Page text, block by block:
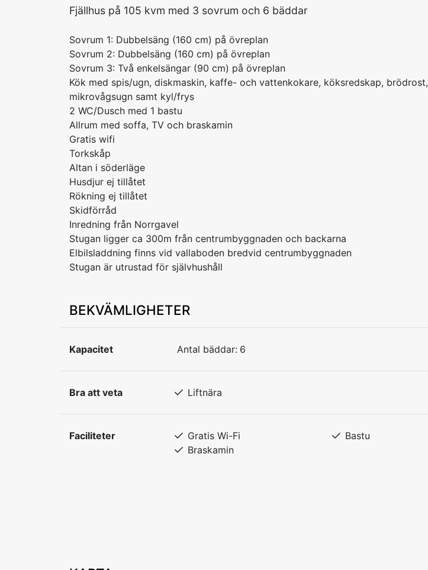
Fjällhus på 105 kvm med 3 sovrum och 6 bäddar
Sovrum 1: Dubbelsäng (160 cm) på övreplan
Sovrum 2: Dubbelsäng (160 cm) på övreplan
Sovrum 3: Två enkelsängar (90 cm) på övreplan
Kök med spis/ugn, diskmaskin, kaffe- och vattenkokare, köksredskap, brödrost,
mikrovågsugn samt kyl/frys
2 WC/Dusch med 1 bastu
Allrum med soffa, TV och braskamin
Gratis wifi
Torkskåp
Altan i söderläge
Husdjur ej tillåtet
Rökning ej tillåtet
Skidförråd
Inredning från Norrgavel
Stugan ligger ca 300m från centrumbyggnaden och backarna
Elbilsladdning finns vid vallaboden bredvid centrumbyggnaden
Stugan är utrustad för självhushåll
BEKVÄMLIGHETER
Kapacitet Antal bäddar: 6
Bra att veta Liftnära
Faciliteter Gratis Wi-Fi
Bastu
Braskamin